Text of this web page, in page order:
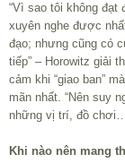
“Vì sao tôi không
xuyên nghe được
đạo; nhưng cũng có
tiếp” – Horowitz giải
cảm khi “giao ban”
mãn nhất. “Nên suy
những vị trí, đồ
Khi nào nên mang